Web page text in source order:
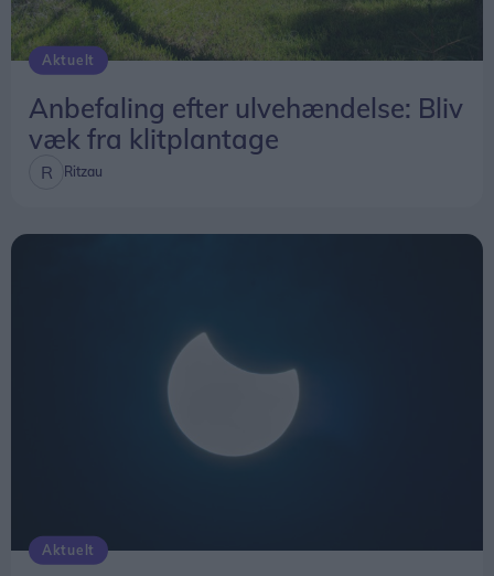
Aktuelt
Anbefaling efter ulvehændelse: Bliv
væk fra klitplantage
Ritzau
Aktuelt